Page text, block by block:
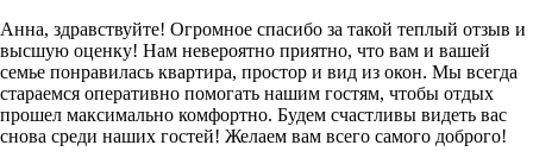
Анна, здравствуйте! Огромное спасибо за такой теплый отзыв и
высшую оценку! Нам невероятно приятно, что вам и вашей
семье понравилась квартира, простор и вид из окон. Мы всегда
стараемся оперативно помогать нашим гостям, чтобы отдых
прошел максимально комфортно. Будем счастливы видеть вас
снова среди наших гостей! Желаем вам всего самого доброго!